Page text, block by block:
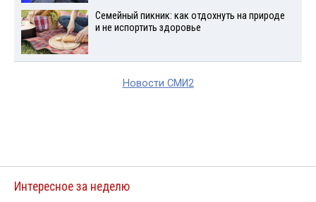
Семейный пикник: как отдохнуть на природе
и не испортить здоровье
Новости СМИ2
Интересное за неделю